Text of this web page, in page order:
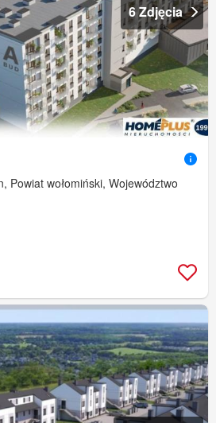
6 Zdjęcia
Powiat wołomiński, Województwo